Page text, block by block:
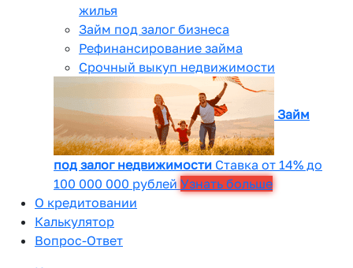
жилья
Займ под залог бизнеса
Рефинансирование займа
Срочный выкуп недвижимости
Займ
под залог недвижимости Ставка от 14% до
100 000 000 рублей Узнать больше
О кредитовании
Калькулятор
Вопрос-Ответ